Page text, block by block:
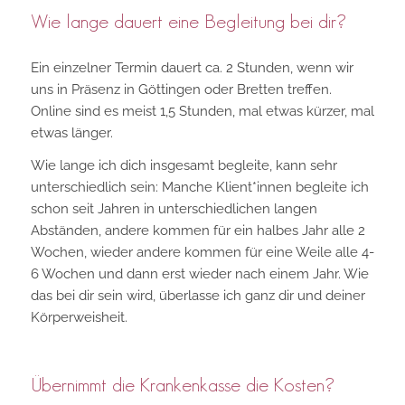
Wie lange dauert eine Begleitung bei dir?
Ein einzelner Termin dauert ca. 2 Stunden, wenn wir
uns in Präsenz in Göttingen oder Bretten treffen.
Online sind es meist 1,5 Stunden, mal etwas kürzer, mal
etwas länger.
Wie lange ich dich insgesamt begleite, kann sehr
unterschiedlich sein: Manche Klient*innen begleite ich
schon seit Jahren in unterschiedlichen langen
Abständen, andere kommen für ein halbes Jahr alle 2
Wochen, wieder andere kommen für eine Weile alle 4-
6 Wochen und dann erst wieder nach einem Jahr. Wie
das bei dir sein wird, überlasse ich ganz dir und deiner
Körperweisheit.
Übernimmt die Krankenkasse die Kosten?